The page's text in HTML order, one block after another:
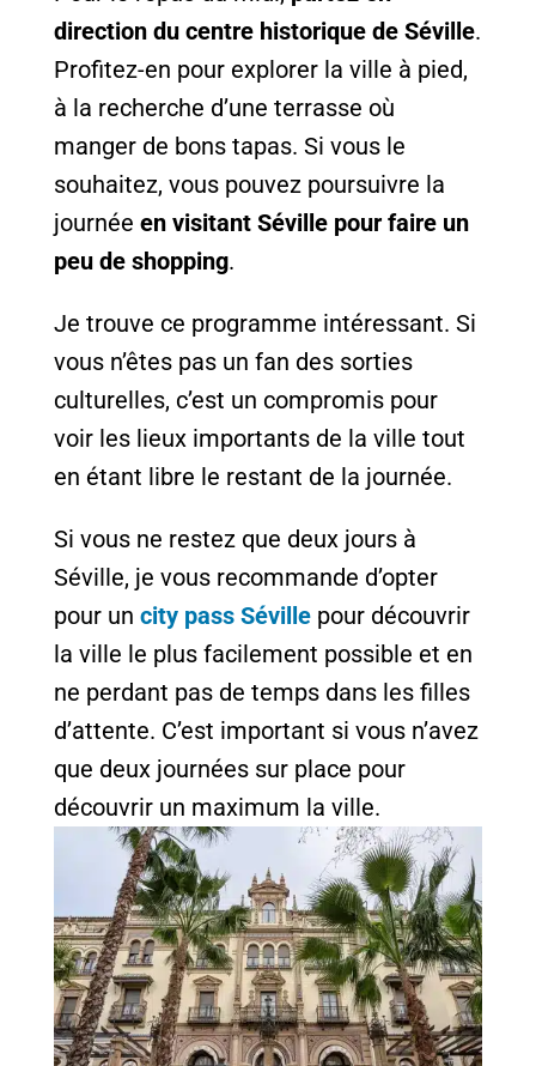
direction du centre historique de Séville.
Profitez-en pour explorer la ville à pied,
à la recherche d’une terrasse où
manger de bons tapas. Si vous le
souhaitez, vous pouvez poursuivre la
journée en visitant Séville pour faire un
peu de shopping.
Je trouve ce programme intéressant. Si
vous n’êtes pas un fan des sorties
culturelles, c’est un compromis pour
voir les lieux importants de la ville tout
en étant libre le restant de la journée.
Si vous ne restez que deux jours à
Séville, je vous recommande d’opter
pour un city pass Sévillepour découvrir
la ville le plus facilement possible et en
ne perdant pas de temps dans les filles
d’attente. C’est important si vous n’avez
que deux journées sur place pour
découvrir un maximum la ville.